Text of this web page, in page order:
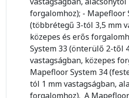
forgalomhoz); - Mapefloor
(többrétegű 3-tól 3,5 mm
közepes és erős
System 33 (önterülő 2-től
vastagságban, közepes
Mapefloor System 34
tól 1 mm vastagságban,
forgalomhoz). A